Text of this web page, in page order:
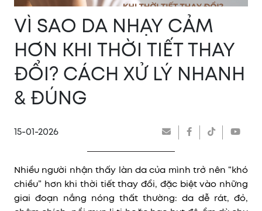
VÌ SAO DA NHẠY CẢM
HƠN KHI THỜI TIẾT THAY
ĐỔI? CÁCH XỬ LÝ NHANH
& ĐÚNG
15-01-2026
Nhiều người nhận thấy làn da của mình trở nên “khó
chiều” hơn khi thời tiết thay đổi, đặc biệt vào những
giai đoạn nắng nóng thất thường: da dễ rát, đỏ,